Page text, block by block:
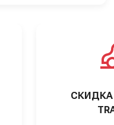
СКИДКА